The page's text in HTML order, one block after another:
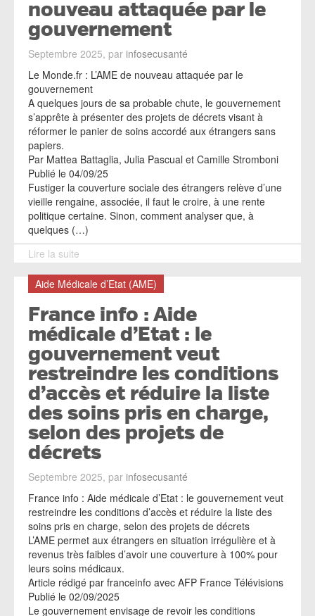
nouveau attaquée par le
gouvernement
Septembre 2025, par infosecusanté
Le Monde.fr : L’AME de nouveau attaquée par le
gouvernement
A quelques jours de sa probable chute, le gouvernement
s’apprête à présenter des projets de décrets visant à
réformer le panier de soins accordé aux étrangers sans
papiers.
Par Mattea Battaglia, Julia Pascual et Camille Stromboni
Publié le 04/09/25
Fustiger la couverture sociale des étrangers relève d’une
vieille rengaine, associée, il faut le croire, à une rente
politique certaine. Sinon, comment analyser que, à
quelques (…)
Lire la suite
Aide Médicale d’Etat (AME)
France info : Aide
médicale d’Etat : le
gouvernement veut
restreindre les conditions
d’accès et réduire la liste
des soins pris en charge,
selon des projets de
décrets
Septembre 2025, par infosecusanté
France info : Aide médicale d’Etat : le gouvernement veut
restreindre les conditions d’accès et réduire la liste des
soins pris en charge, selon des projets de décrets
L’AME permet aux étrangers en situation irrégulière et à
revenus très faibles d’avoir une couverture à 100% pour
leurs soins médicaux.
Article rédigé par franceinfo avec AFP France Télévisions
Publié le 02/09/2025
Le gouvernement envisage de revoir les conditions